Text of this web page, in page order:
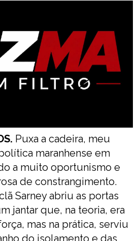
Puxa a cadeira, meu
maranhense em
a muito oportunismo e
de constrangimento.
Sarney abriu as portas
jantar que, na teoria, era
mas na prática, serviu
do isolamento e das